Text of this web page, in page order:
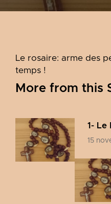
Le rosaire: arme des
temps !
More from this
1- Le
15